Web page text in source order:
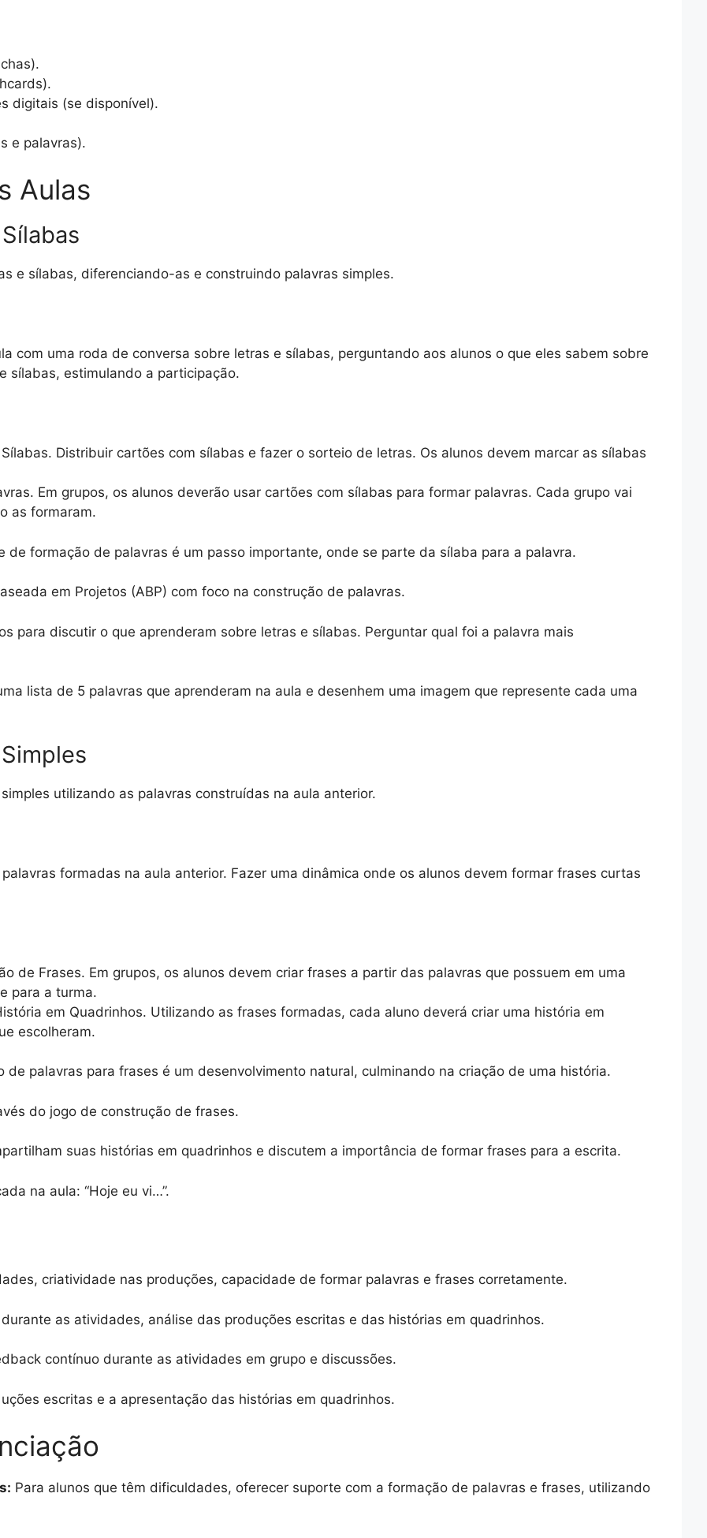
digitais (se disponível).
e palavras).
Aulas
e sílabas, diferenciando-as e construindo palavras simples.
com uma roda de conversa sobre letras e sílabas, perguntando aos alunos o que eles sabem sobre
sílabas, estimulando a participação.
Distribuir cartões com sílabas e fazer o sorteio de letras. Os alunos devem marcar as sílabas
Em grupos, os alunos deverão usar cartões com sílabas para formar palavras. Cada grupo vai
as formaram.
de formação de palavras é um passo importante, onde se parte da sílaba para a palavra.
em Projetos (ABP) com foco na construção de palavras.
para discutir o que aprenderam sobre letras e sílabas. Perguntar qual foi a palavra mais
lista de 5 palavras que aprenderam na aula e desenhem uma imagem que represente cada uma
utilizando as palavras construídas na aula anterior.
palavras formadas na aula anterior. Fazer uma dinâmica onde os alunos devem formar frases curtas
de Frases. Em grupos, os alunos devem criar frases a partir das palavras que possuem em uma
para a turma.
em Quadrinhos. Utilizando as frases formadas, cada aluno deverá criar uma história em
escolheram.
de palavras para frases é um desenvolvimento natural, culminando na criação de uma história.
do jogo de construção de frases.
suas histórias em quadrinhos e discutem a importância de formar frases para a escrita.
na aula: “Hoje eu vi…”.
criatividade nas produções, capacidade de formar palavras e frases corretamente.
as atividades, análise das produções escritas e das histórias em quadrinhos.
contínuo durante as atividades em grupo e discussões.
escritas e a apresentação das histórias em quadrinhos.
Para alunos que têm dificuldades, oferecer suporte com a formação de palavras e frases, utilizando